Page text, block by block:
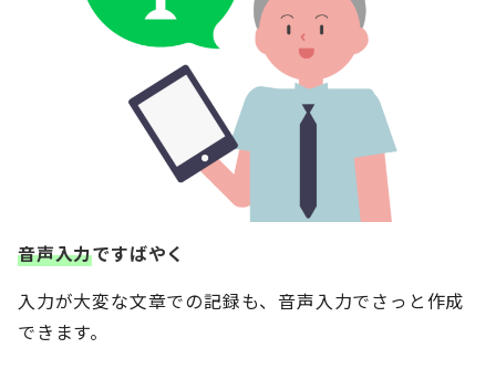
音声入力ですばやく
入力が大変な文章での記録も、音声入力でさっと作成
できます。